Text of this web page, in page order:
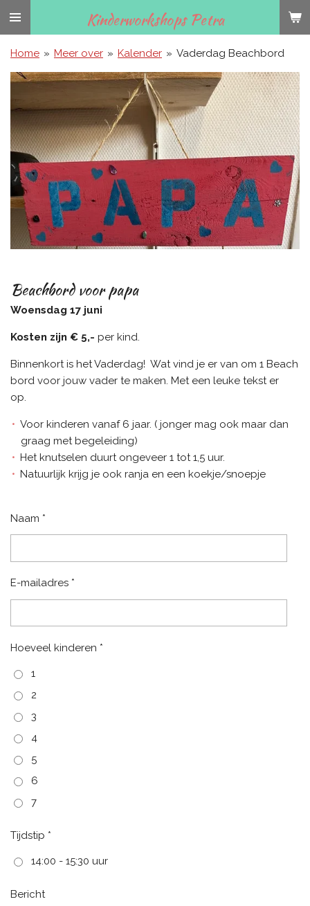
Ga
naar
hoofdinhoud
Kinderworkshops Petra
Home » Meer over » Kalender » Vaderdag Beachbord
Beachbord voor papa
Woensdag 17 juni
Kosten zijn € 5,- per kind.
Binnenkort is het Vaderdag! Wat vind je er van om 1 Beach
bord voor jouw vader te maken. Met een leuke tekst er
op.
Voor kinderen vanaf 6 jaar. ( jonger mag ook maar dan
graag met begeleiding)
Het knutselen duurt ongeveer 1 tot 1,5 uur.
Natuurlijk krijg je ook ranja en een koekje/snoepje
Naam *
E-mailadres *
Hoeveel kinderen *
1
2
3
4
5
6
7
Tijdstip *
14:00 - 15:30 uur
Bericht